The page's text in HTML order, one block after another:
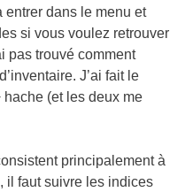
entrer dans le menu et
si vous voulez retrouver
pas trouvé comment
J’ai fait le
hache (et les deux me
principalement à
il faut suivre les indices